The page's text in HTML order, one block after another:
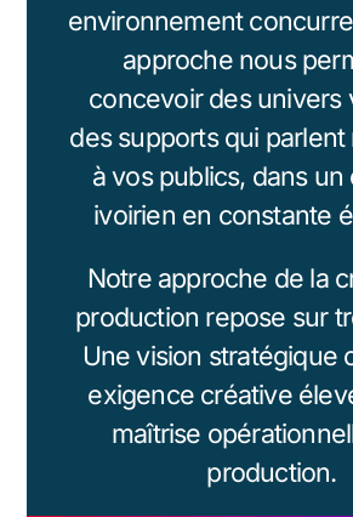
environnement
approche nous
concevoir des univers
des supports qui
à vos publics, dans
ivoirien en constante
Notre approche de la
production repose sur
Une vision stratégique
exigence créative
maîtrise
production.